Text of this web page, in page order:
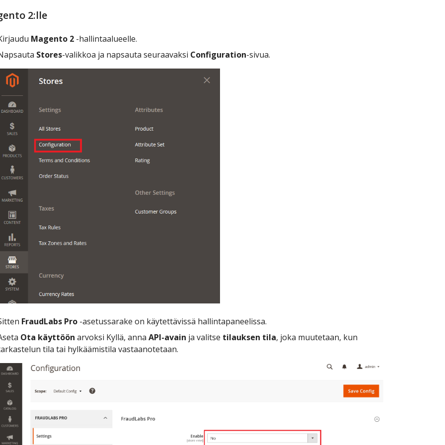
2:lle
Magento 2 -hallintaalueelle.
Stores-valikkoa ja napsauta seuraavaksi Configuration-sivua.
FraudLabs Pro -asetussarake on käytettävissä hallintapaneelissa.
Ota käyttöön arvoksi Kyllä, anna API-avain ja valitse tilauksen tila, joka muutetaan, kun
tila tai hylkäämistila vastaanotetaan.